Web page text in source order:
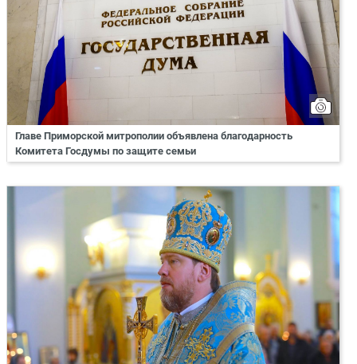
Главе Приморской митрополии объявлена благодарность
Комитета Госдумы по защите семьи